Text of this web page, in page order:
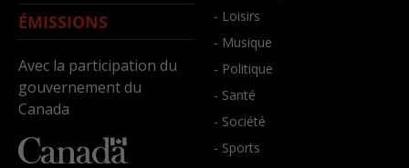
ÉMISSIONS
Avec la participation du
gouvernement du
Canada
- Loisirs
- Musique
- Politique
- Santé
- Société
- Sports